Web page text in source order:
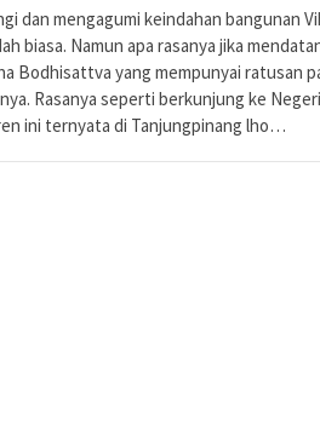
dan mengagumi keindahan bangunan
biasa. Namun apa rasanya jika
Bodhisattva yang mempunyai ratusan
Rasanya seperti berkunjung ke
ini ternyata di Tanjungpinang lho…